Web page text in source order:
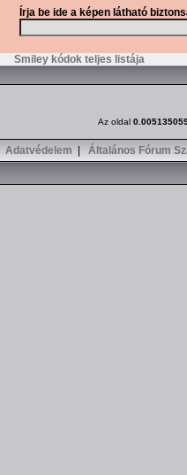
Írja be ide a képen látható
Smiley kódok teljes listája
Az oldal
Adatvédelem Általános Fórum